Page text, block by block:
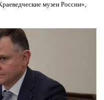
музеи России»,